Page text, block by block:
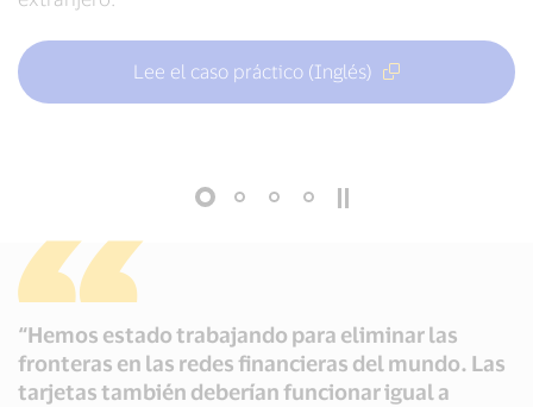
Lee el caso práctico (Inglés)
Lee el caso práctico (Inglés)
Lee el caso práctico (Inglés)
“Hemos estado trabajando para eliminar las
fronteras en las redes financieras del mundo. Las
tarjetas también deberían funcionar igual a